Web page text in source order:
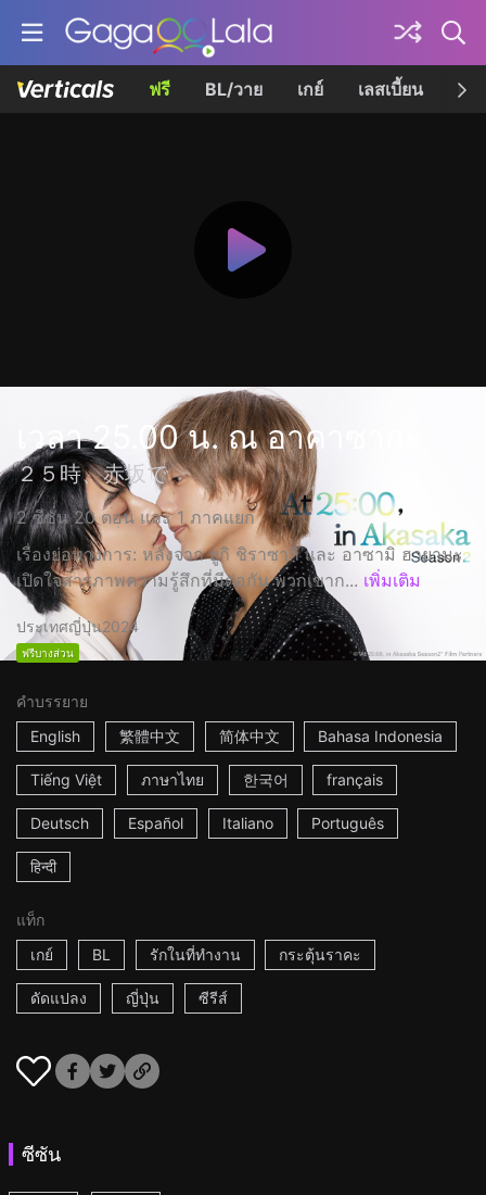
ฟรี BL/วาย เกย์ เลสเบี้ยน เค
เวลา 25.00 น. ณ อาคาซากะ
２５時、赤坂で
2 ซีซั่น 20 ตอน และ 1 ภาคแยก
เรื่องย่อทางการ: หลังจาก ยูกิ ชิราซากิ และ อาซามิ ฮายามะ
เปิดใจสารภาพความรู้สึกที่มีต่อกัน พวกเขาก... เพิ่มเติม
ประเทศญี่ปุ่น2024
ฟรีบางส่วน
คำบรรยาย
English
繁體中文 简体中文 Bahasa Indonesia
Tiếng Việt ภาษาไทย 한국어 français
Deutsch Español Italiano Português
हिन्दी
แท็ก
เกย์
BL รักในที่ทำงาน กระตุ้นราคะ
ดัดแปลง ญี่ปุ่น ซีรีส์
ซีซัน